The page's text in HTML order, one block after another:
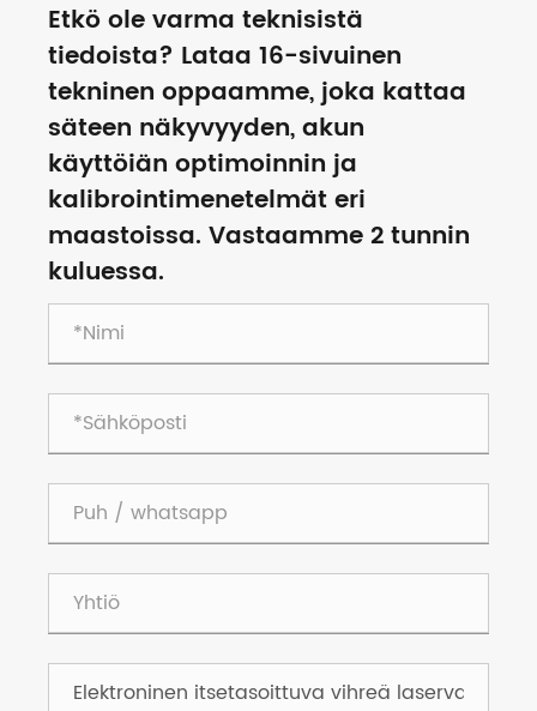
Etkö ole varma teknisistä
tiedoista? Lataa 16-sivuinen
tekninen oppaamme, joka kattaa
säteen näkyvyyden, akun
käyttöiän optimoinnin ja
kalibrointimenetelmät eri
maastoissa. Vastaamme 2 tunnin
kuluessa.